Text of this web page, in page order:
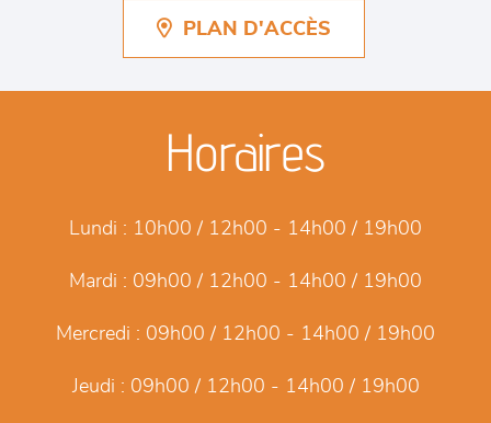
PLAN D'ACCÈS
Horaires
Lundi : 10h00 / 12h00 - 14h00 / 19h00
Mardi : 09h00 / 12h00 - 14h00 / 19h00
Mercredi : 09h00 / 12h00 - 14h00 / 19h00
Jeudi : 09h00 / 12h00 - 14h00 / 19h00